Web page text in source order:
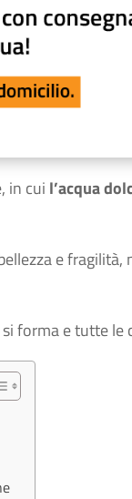
in cui l’acqua
e fragilità,
forma e tutte le